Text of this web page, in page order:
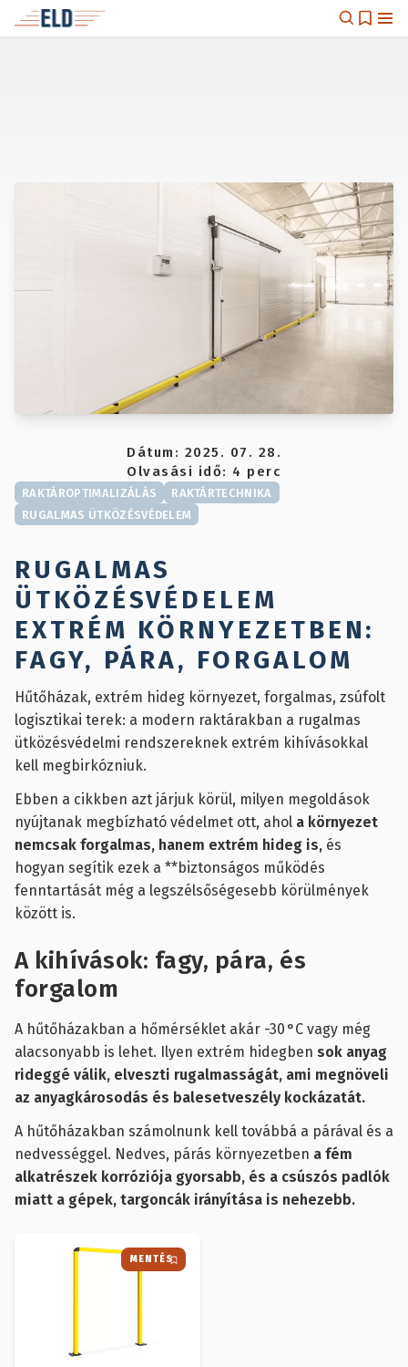
Dátum: 2025. 07. 28.
Olvasási idő: 4 perc
RAKTÁROPTIMALIZÁLÁS
RAKTÁRTECHNIKA
RUGALMAS ÜTKÖZÉSVÉDELEM
RUGALMAS
ÜTKÖZÉSVÉDELEM
EXTRÉM KÖRNYEZETBEN:
FAGY, PÁRA, FORGALOM
Hűtőházak, extrém hideg környezet, forgalmas, zsúfolt
logisztikai terek: a modern raktárakban a rugalmas
ütközésvédelmi rendszereknek extrém kihívásokkal
kell megbirkózniuk.
Ebben a cikkben azt járjuk körül, milyen megoldások
nyújtanak megbízható védelmet ott, ahol a környezet
nemcsak forgalmas, hanem extrém hideg is, és
hogyan segítik ezek a **biztonságos működés
fenntartását még a legszélsőségesebb körülmények
között is.
A kihívások: fagy, pára, és
forgalom
A hűtőházakban a hőmérséklet akár -30 °C vagy még
alacsonyabb is lehet. Ilyen extrém hidegben sok anyag
rideggé válik, elveszti rugalmasságát, ami megnöveli
az anyagkárosodás és balesetveszély kockázatát.
A hűtőházakban számolnunk kell továbbá a párával és a
nedvességgel. Nedves, párás környezetben a fém
alkatrészek korróziója gyorsabb, és a csúszós padlók
miatt a gépek, targoncák irányítása is nehezebb.
MENTÉS